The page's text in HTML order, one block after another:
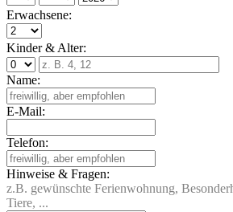
Erwachsene:
Kinder & Alter:
Name:
E-Mail:
Telefon:
Hinweise & Fragen:
z.B. gewünschte Ferienwohnung,
Tiere, ...